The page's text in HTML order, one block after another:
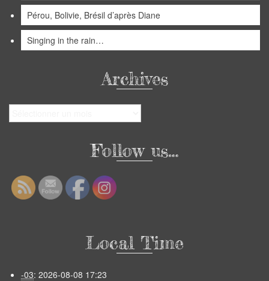
Pérou, Bolivie, Brésil d’après Diane
Singing in the rain…
Archives
Follow us…
Local Time
-03: 2026-08-08 17:23